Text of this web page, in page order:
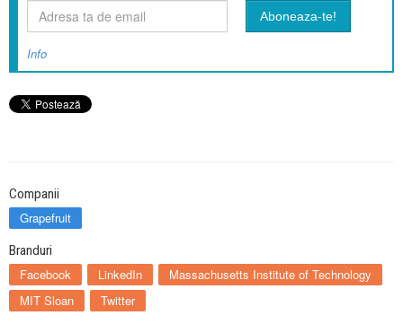
Info
Companii
Grapefruit
Branduri
Facebook LinkedIn
Massachusetts Institute of Technology
MIT Sloan
Twitter